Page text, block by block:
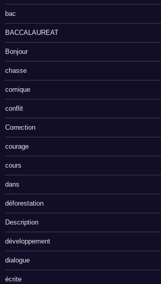
bac
BACCALAUREAT
Bonjour
chasse
comique
conflit
Correction
courage
cours
dans
déforestation
Description
développement
dialogue
écrite